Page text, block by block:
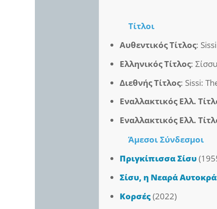
Τίτλοι
Αυθεντικός Τίτλος:
Ελληνικός Τίτλος:
Διεθνής Τίτλος: Sissi:
Εναλλακτικός Ελλ.
Εναλλακτικός Ελλ.
ΆμεσοιΣύνδεσμοι
Πριγκίπισσα Σίσυ
Σίσυ, η Νεαρά
Κορσές(2022)